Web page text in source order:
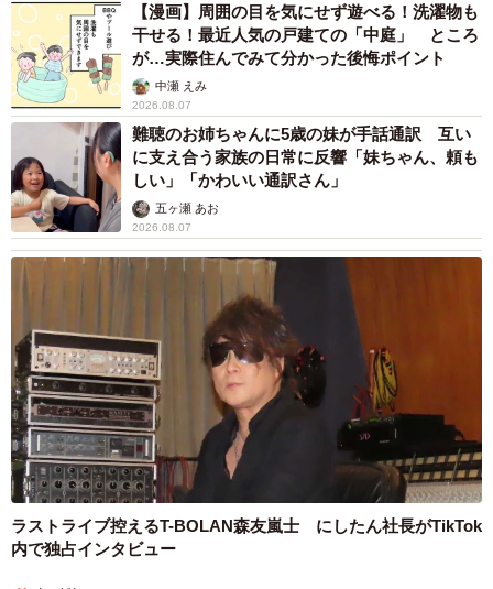
【漫画】周囲の目を気にせず遊べる！洗濯物も
干せる！最近人気の戸建ての「中庭」 ところ
が…実際住んでみて分かった後悔ポイント
中瀬 えみ
2026.08.07
難聴のお姉ちゃんに5歳の妹が手話通訳 互い
に支え合う家族の日常に反響「妹ちゃん、頼も
しい」「かわいい通訳さん」
五ヶ瀬 あお
2026.08.07
ラストライブ控えるT-BOLAN森友嵐士 にしたん社長がTikTok
内で独占インタビュー